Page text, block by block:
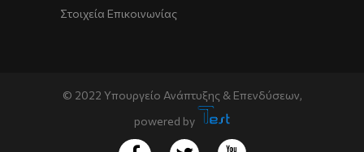
Στοιχεία Επικοινωνίας
© 2022 Υπουργείο Ανάπτυξης & Επενδύσεων,
powered by